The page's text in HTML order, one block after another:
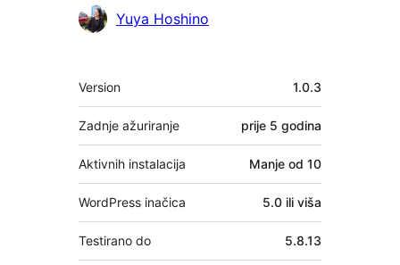
SuradniciYuya Hoshino
Meta
Version 1.0.3
Zadnje ažuriranje prije 5 godina
Aktivnih instalacija Manje od 10
WordPress inačica 5.0 ili viša
Testirano do 5.8.13